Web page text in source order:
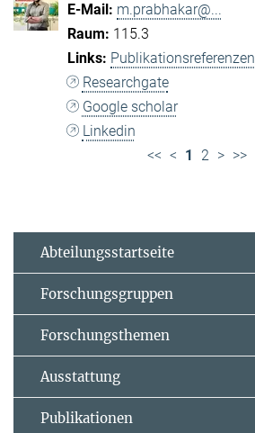
m.prabhakar@...
115.3
Publikationsreferenzen
Researchgate
Google scholar
Linkedin
<< < 1 2 > >>
Abteilungsstartseite
Forschungsgruppen
Forschungsthemen
Ausstattung
Publikationen